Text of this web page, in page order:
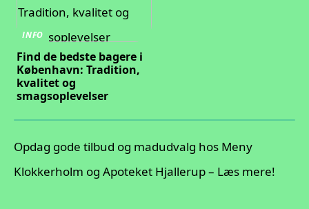
INFO
Find de bedste bagere i
København: Tradition,
kvalitet og
smagsoplevelser
Opdag gode tilbud og madudvalg hos Meny
Klokkerholm og Apoteket Hjallerup – Læs mere!